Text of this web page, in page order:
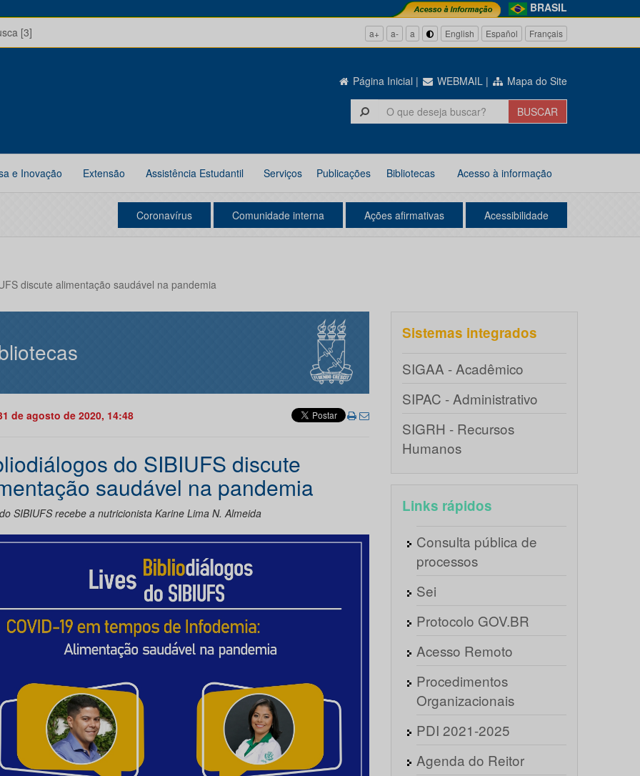
BRASIL
[3]
a+ a- a English Español Français
Página Inicial | WEBMAIL | Mapa do Site
e Inovação Extensão Assistência Estudantil Serviços Publicações Bibliotecas Acesso à informação
Coronavírus Comunidade interna Ações afirmativas Acessibilidade
discute alimentação saudável na pandemia
de agosto de 2020, 14:48
do SIBIUFS discute
saudável na pandemia
SIBIUFS recebe a nutricionista Karine Lima N. Almeida
Sistemas integrados
SIGAA - Acadêmico
SIPAC - Administrativo
SIGRH - Recursos
Humanos
Links rápidos
Consulta pública de
processos
Sei
Protocolo GOV.BR
Acesso Remoto
Procedimentos
Organizacionais
PDI 2021-2025
Agenda do Reitor